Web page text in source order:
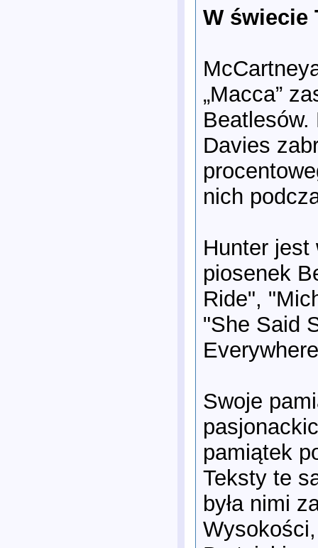
W świecie
„Macca”
Davies
nich
Hunter jest
piosenek
Ride",
"She Said
Swoje
pamiątek
Teksty te
była nimi